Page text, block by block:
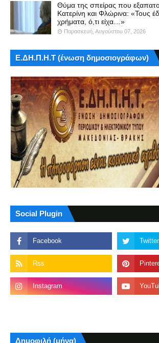
Θύμα της σπείρας που
Κατερίνη και Φλώρινα: «Τους
χρήματα, ό,τι είχα…»
Παρασκευή, Αυγούστου 07, 2026
Ε.ΔΗ.Π.Η.Τ (ένωση δημοσιογράφων)
Social Plugin
Δημοφιλή (μήνα)